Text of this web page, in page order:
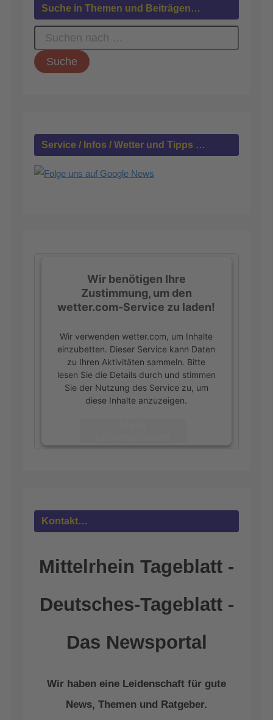
Suche in Themen und Beiträgen…
c
h
:
Service / Infos / Wetter und Tipps …
Wir benötigen Ihre
Zustimmung, um den
wetter.com-Service zu laden!
Wir verwenden wetter.com, um Inhalte
einzubetten. Dieser Service kann Daten
zu Ihren Aktivitäten sammeln. Bitte
lesen Sie die Details durch und stimmen
Sie der Nutzung des Service zu, um
diese Inhalte anzuzeigen.
Kontakt…
Mittelrhein Tageblatt -
Deutsches-Tageblatt -
Das Newsportal
Wir haben eine Leidenschaft für gute
News, Themen und Ratgeber.